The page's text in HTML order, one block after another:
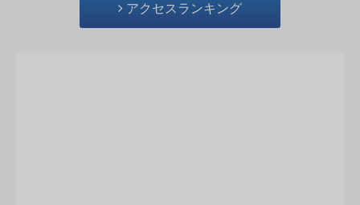
アクセスランキング